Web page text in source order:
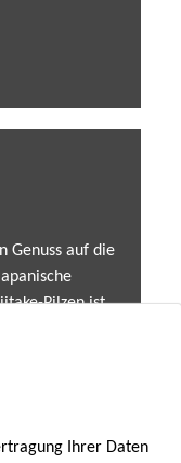
Ihrer Daten
Genuss auf die
Pilzen ist